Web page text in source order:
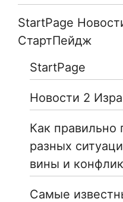
StartPage
СтартПейдж
StartPage
Новости 2
Как правильно
разных
вины и
Самые